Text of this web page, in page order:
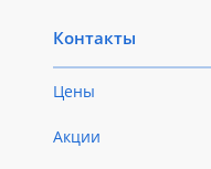
Контакты
Цены
Акции